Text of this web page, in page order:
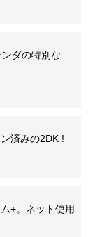
ダの特別な
済みの2DK !
+。ネット使用